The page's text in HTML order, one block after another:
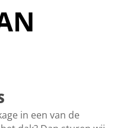
in een van de